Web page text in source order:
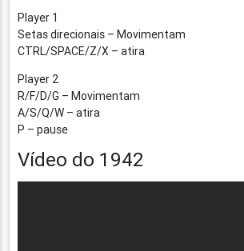
Player 1
Setas direcionais – Movimentam
CTRL/SPACE/Z/X – atira
Player 2
R/F/D/G – Movimentam
A/S/Q/W – atira
P – pause
Vídeo do 1942